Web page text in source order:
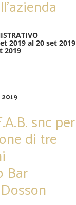
2019 al 20 set 2019
2019
snc per
di tre
Bar